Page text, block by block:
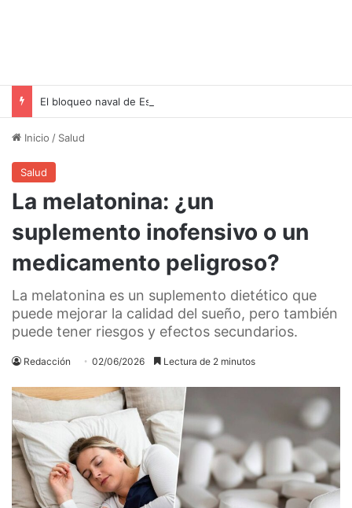
Inicio / Salud
Salud
La melatonina: ¿un
suplemento inofensivo o un
medicamento peligroso?
La melatonina es un suplemento dietético que
puede mejorar la calidad del sueño, pero también
puede tener riesgos y efectos secundarios.
Redacción 02/06/2026 Lectura de 2 minutos